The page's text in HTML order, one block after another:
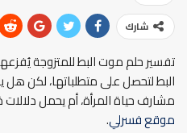
شارك
تفسير حلم موت البط للمتزوجة
البط لتحصل على متطلباتها، لكن
مشارف حياة المرأة، أم يحمل دلالات
موقع فسرلي.